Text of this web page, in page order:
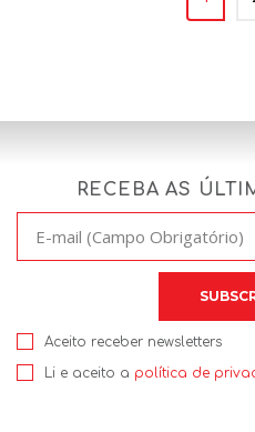
RECEBA AS
Aceito receber newsletters
Li e aceito a política de